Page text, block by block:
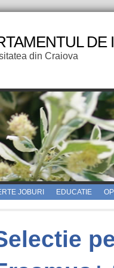
DE
din Craiova
JOBURI EDUCATIE